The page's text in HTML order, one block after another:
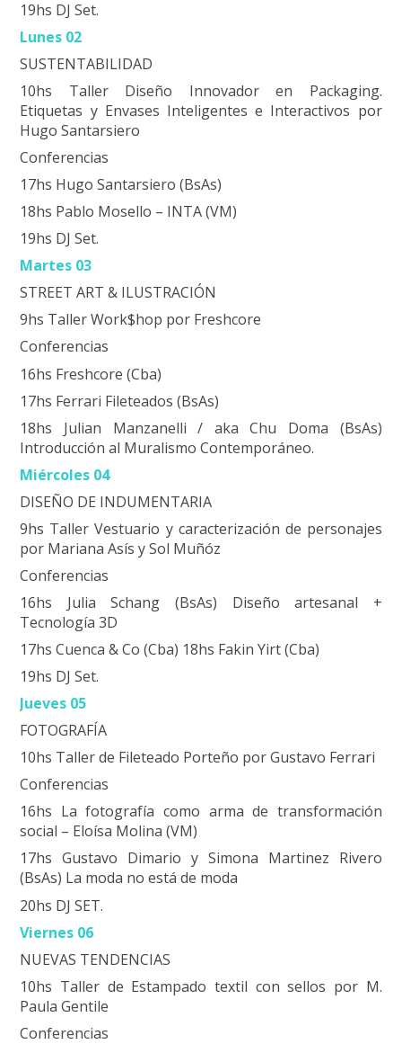
19hs DJ Set.
Lunes 02
SUSTENTABILIDAD
10hs Taller Diseño Innovador en Packaging.
Etiquetas y Envases Inteligentes e Interactivos por
Hugo Santarsiero
Conferencias
17hs Hugo Santarsiero (BsAs)
18hs Pablo Mosello – INTA (VM)
19hs DJ Set.
Martes 03
STREET ART & ILUSTRACIÓN
9hs Taller Work$hop por Freshcore
Conferencias
16hs Freshcore (Cba)
17hs Ferrari Fileteados (BsAs)
18hs Julian Manzanelli / aka Chu Doma (BsAs)
Introducción al Muralismo Contemporáneo.
Miércoles 04
DISEÑO DE INDUMENTARIA
9hs Taller Vestuario y caracterización de personajes
por Mariana Asís y Sol Muñóz
Conferencias
16hs Julia Schang (BsAs) Diseño artesanal +
Tecnología 3D
17hs Cuenca & Co (Cba) 18hs Fakin Yirt (Cba)
19hs DJ Set.
Jueves 05
FOTOGRAFÍA
10hs Taller de Fileteado Porteño por Gustavo Ferrari
Conferencias
16hs La fotografía como arma de transformación
social – Eloísa Molina (VM)
17hs Gustavo Dimario y Simona Martinez Rivero
(BsAs) La moda no está de moda
20hs DJ SET.
Viernes 06
NUEVAS TENDENCIAS
10hs Taller de Estampado textil con sellos por M.
Paula Gentile
Conferencias